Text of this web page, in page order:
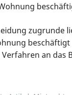
zugrunde
Verfahren an